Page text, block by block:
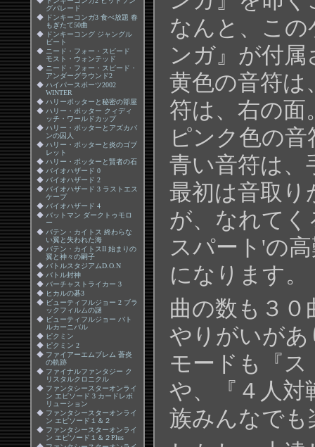
グパレード
◆ ドンキーコンガ3 食べ放題 春
もぎたて50曲
◆ ドンキーコング ジャングル
ビート
◆ ニード・フォー・スピード
モスト・ウォンテッド
◆ ニード・フォー・スピード・
アンダーグラウンド2
◆ ハイパースポーツ2002
WINTER
◆ ハリーポッターと秘密の部屋
◆ ハリー・ポッター クィディ
ッチ・ワールドカップ
◆ ハリー・ポッターとアズカバ
ンの囚人
◆ ハリー・ポッターと炎のゴブ
レット
◆ ハリー・ポッターと賢者の石
◆ バイオハザード 0
◆ バイオハザード 2
◆ バイオハザード 3 ラストエス
ケープ
◆ バイオハザード 4
◆ バットマン ダークトゥモロ
ー
◆ バテン・カイトス 終わらな
い翼と失われた海
◆ バテン・カイトスII 始まりの
翼と神々の嗣子
◆ バトルスタジアムD.O.N
◆ バトル封神
◆ バーチャストライカー 3
◆ ヒカルの碁3
◆ ビューティフルジョー 2 ブラ
ックフィルムの謎
◆ ビューティフルジョー バト
ルカーニバル
◆ ピクミン
◆ ピクミン 2
◆ ファイアーエムブレム 蒼炎
の軌跡
◆ ファイナルファンタジー ク
リスタルクロニクル
◆ ファンタシースターオンライ
ン エピソード 3 カードレボ
リューション
◆ ファンタシースターオンライ
ン エピソード１＆２
◆ ファンタシースターオンライ
ン エピソード１＆２Plus
なんと、こ
ンガ』が付
黄色の音符は
符は、右の面
ピンク色の
青い音符は、
最初は音取り
が、なれて
スパート'の
になります。
曲の数も３０
やりがいがあ
モードも『
や、『４人対
族みんなで